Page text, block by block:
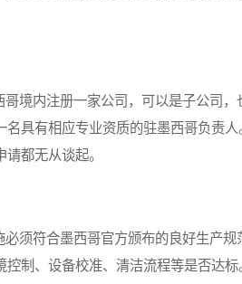
内注册一家公司，可以是子公司，
具有相应专业资质的驻墨西哥负责
都无从谈起。
符合墨西哥官方颁布的良好生产规
制、设备校准、清洁流程等是否达